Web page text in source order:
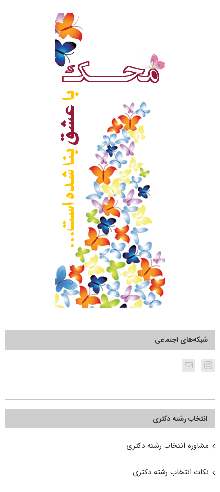
شبکه‌های اجتماعی
انتخاب رشته دکتری
مشاوره انتخاب رشته دکتری
نکات انتخاب رشته دکتری